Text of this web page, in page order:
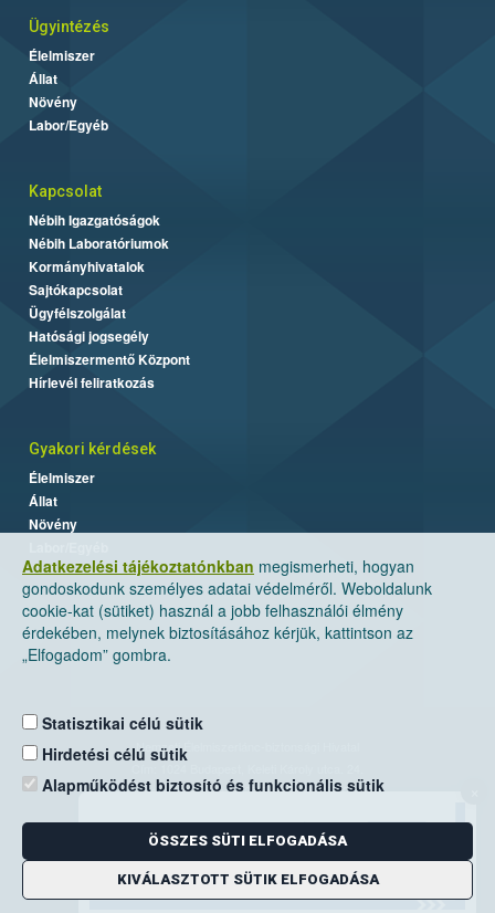
Adatkezelési tájékoztatónkban megismerheti, hogyan
gondoskodunk személyes adatai védelméről. Weboldalunk
cookie-kat (sütiket) használ a jobb felhasználói élmény
érdekében, melynek biztosításához kérjük, kattintson az
„Elfogadom” gombra.
Statisztikai célú sütik
Hirdetési célú sütik
Alapműködést biztosító és funkcionális sütik
ÖSSZES SÜTI ELFOGADÁSA
KIVÁLASZTOTT SÜTIK ELFOGADÁSA
Ügyintézés
Élelmiszer
Állat
Növény
Labor/Egyéb
Kapcsolat
Nébih Igazgatóságok
Nébih Laboratóriumok
Kormányhivatalok
Sajtókapcsolat
Ügyfélszolgálat
Hatósági jogsegély
Élelmiszermentő Központ
Hírlevél feliratkozás
Gyakori kérdések
Élelmiszer
Állat
Növény
Nemzeti Élelmiszerlánc-biztonsági Hivatal
Levelezési cím: 1525 Budapest. Pf. 30.
E-mail:ugyfelszolgalat@nebih.gov.hu
Zöld szám: 06-80/263-244
Telefon: 06-1/ 336-9000